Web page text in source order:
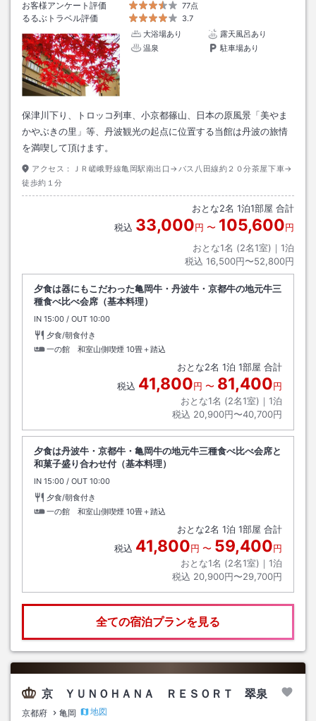
お客様アンケート評価 77点
るるぶトラベル評価
3.7
大浴場あり
露天風呂あり
温泉
駐車場あり
保津川下り、トロッコ列車、小京都篠山、日本の原風景「美やま
かやぶきの里」等、丹波観光の起点に位置する当館は丹波の旅情
を満喫して頂けます。
アクセス：
ＪＲ嵯峨野線亀岡駅南出口→バス八田線約２０分茶屋下車→
徒歩約１分
おとな2名 1泊1部屋 合計
税込 33,000円 〜 105,600円
おとな1名 (2名1室)｜ 1泊
税込 16,500円〜52,800円
夕食は器にもこだわった亀岡牛・丹波牛・京都牛の地元牛三
種食べ比べ会席（基本料理）
IN チェックイン
15:00 / OUT チェックアウト
10:00
夕食/朝食付き
一の館 和室山側喫煙 10畳＋踏込
おとな2名 1泊 1部屋 合計
税込 41,800円 〜 81,400円
おとな1名 (2名1室)｜ 1泊
税込 20,900円〜40,700円
夕食は丹波牛・京都牛・亀岡牛の地元牛三種食べ比べ会席と
和菓子盛り合わせ付（基本料理）
IN チェックイン
15:00 / OUT チェックアウト
10:00
夕食/朝食付き
一の館 和室山側喫煙 10畳＋踏込
おとな2名 1泊 1部屋 合計
税込 41,800円 〜 59,400円
おとな1名 (2名1室)｜ 1泊
税込 20,900円〜29,700円
全ての宿泊プランを見る
京 ＹＵＮＯＨＡＮＡ ＲＥＳＯＲＴ 翠泉
京都府 亀岡
地図